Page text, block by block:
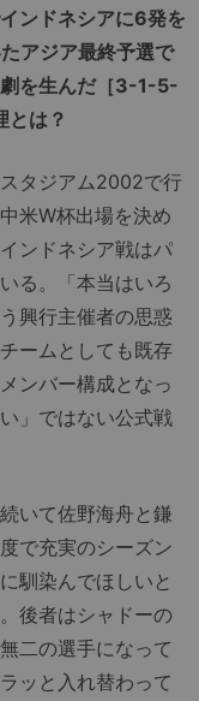
ンドネシアに6発を
アジア最終予選で
を生んだ［3-1-5-
とは？
タジアム2002で行
米W杯出場を決め
ンドネシア戦はパ
る。「本当はいろ
興行主催者の思惑
ームとしても既存
ンバー構成となっ
」ではない公式戦
いて佐野海舟と鎌
で充実のシーズン
馴染んでほしいと
後者はシャドーの
二の選手になって
ッと入れ替わって